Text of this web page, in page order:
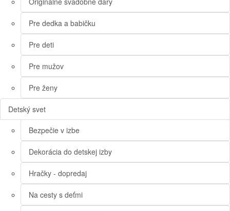
Pre dedka a babičku
Pre deti
Pre mužov
Pre ženy
Detský svet
Bezpečie v izbe
Dekorácia do detskej izby
Hračky - dopredaj
Na cesty s deťmi